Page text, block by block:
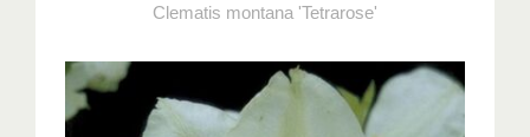
Clematis montana 'Tetrarose'